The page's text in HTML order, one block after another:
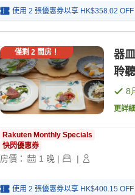
使用 2 張優惠券以享 HK$358.02 OFF
僅剩 2 間房！
器
聆
8
更詳
Rakuten Monthly Specials
快閃優惠券
房價： 1 晚 | |
使用 2 張優惠券以享 HK$400.15 OFF